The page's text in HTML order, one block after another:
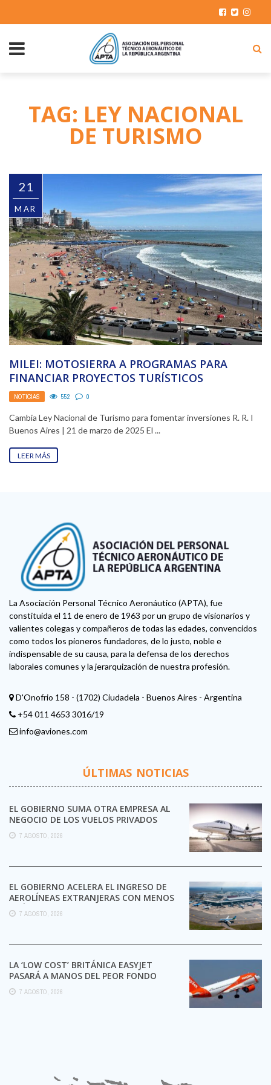
TAG: LEY NACIONAL
DE TURISMO
21
MAR
MILEI: MOTOSIERRA A PROGRAMAS PARA
FINANCIAR PROYECTOS TURÍSTICOS
NOTICIAS 552 0
Cambia Ley Nacional de Turismo para fomentar inversiones R. R. I
Buenos Aires | 21 de marzo de 2025 El ...
LEER MÁS
La Asociación Personal Técnico Aeronáutico (APTA), fue
constituida el 11 de enero de 1963 por un grupo de visionarios y
valientes colegas y compañeros de todas las edades, convencidos
como todos los pioneros fundadores, de lo justo, noble e
indispensable de su causa, para la defensa de los derechos
laborales comunes y la jerarquización de nuestra profesión.
D'Onofrio 158 - (1702) Ciudadela - Buenos Aires - Argentina
+54 011 4653 3016/19
info@aviones.com
ÚLTIMAS NOTICIAS
EL GOBIERNO SUMA OTRA EMPRESA AL
NEGOCIO DE LOS VUELOS PRIVADOS
7 AGOSTO, 2026
EL GOBIERNO ACELERA EL INGRESO DE
AEROLÍNEAS EXTRANJERAS CON MENOS
TRÁMITES
7 AGOSTO, 2026
LA ‘LOW COST’ BRITÁNICA EASYJET
PASARÁ A MANOS DEL PEOR FONDO
POSIBLE:
7 AGOSTO, 2026